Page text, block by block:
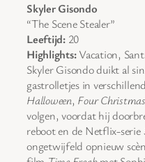
Skyler Gisondo
“The Scene Stealer”
Leeftijd:20
Highlights:Vacation,
Skyler Gisondo duikt al
gastrolletjes in
Halloween, Four
volgen, voordat hij
reboot en de Netflix-serie
ongetwijfeld opnieuw